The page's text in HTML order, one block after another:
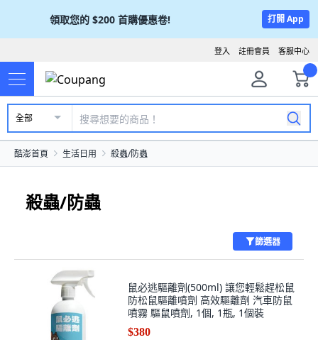
領取您的 $200 首購優惠卷! 打開 App
客服中心
註冊會員
登入
全部
酷澎首頁 生活日用 殺蟲/防蟲
殺蟲/防蟲
篩選器
鼠必逃驅離劑(500ml) 讓您輕鬆趕松鼠
防松鼠驅離噴劑 高效驅離劑 汽車防鼠
噴霧 驅鼠噴劑, 1個, 1瓶, 1個裝
$380